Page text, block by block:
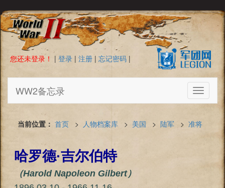
您还未登录！ | 登录 | 注册 | 忘记密码 |
Toggle
WW2备忘录
当前位置： 首页 > 人物档案库 > 美国 > 陆军 > 准将
哈罗德·吉尔伯特
（Harold Napoleon Gilbert）